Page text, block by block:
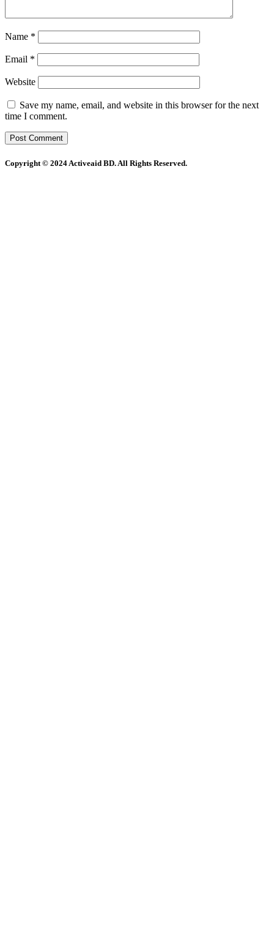
Name *
Email *
Website
Save my name, email, and website in this browser for the next
time I comment.
Copyright © 2024 Activeaid BD. All Rights Reserved.